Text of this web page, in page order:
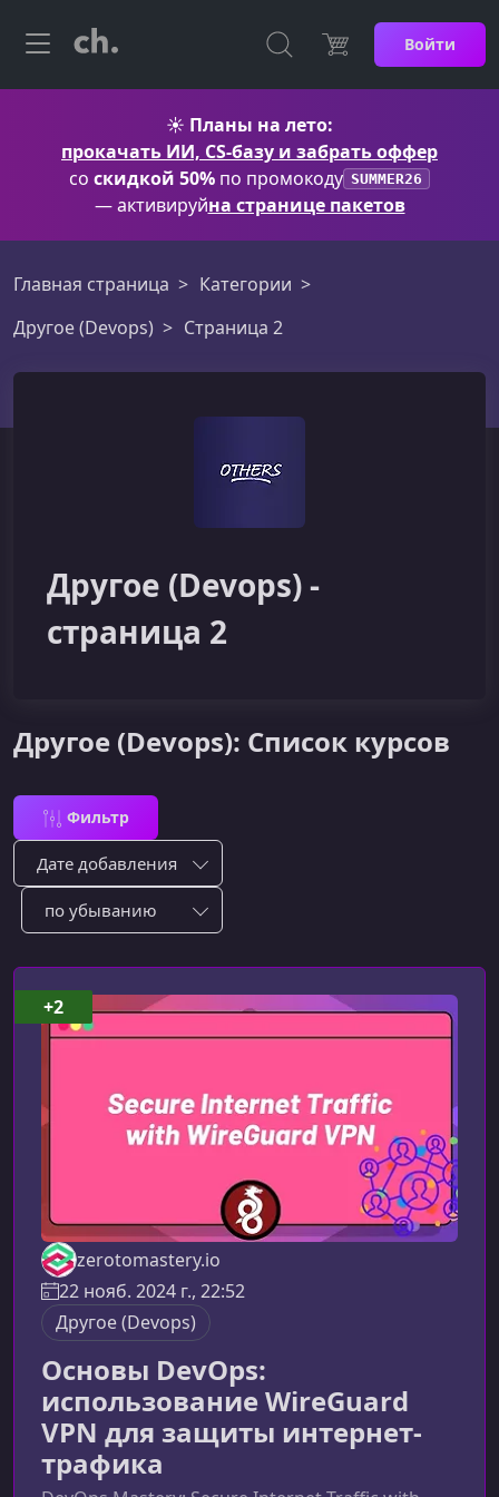
Войти
☀️ Планы на лето:
прокачать ИИ, CS-базу и забрать оффер
со скидкой 50% по промокоду SUMMER26
— активируйна странице пакетов
Главная страница
Категории
Другое (Devops)
Страница 2
Другое (Devops) -
страница 2
Другое (Devops): Список курсов
Фильтр
Сортировка по:
Сотировать по:
zerotomastery.io
22 нояб. 2024 г., 22:52
Другое (Devops)
Основы DevOps:
использование WireGuard
VPN для защиты интернет-
трафика
+2